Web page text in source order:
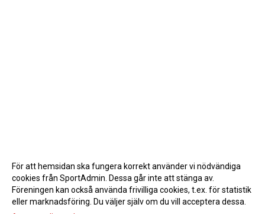
För att hemsidan ska fungera korrekt använder vi nödvändiga
cookies från SportAdmin. Dessa går inte att stänga av.
Föreningen kan också använda frivilliga cookies, t.ex. för statistik
eller marknadsföring. Du väljer själv om du vill acceptera dessa.